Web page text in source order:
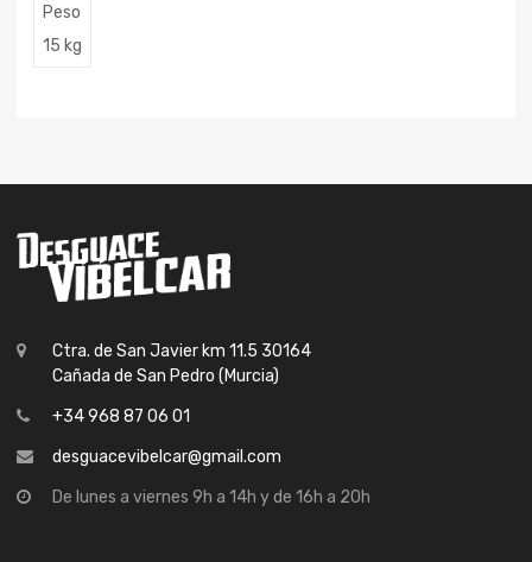
Peso
15 kg
Ctra. de San Javier km 11.5 30164
Cañada de San Pedro (Murcia)
+34 968 87 06 01
desguacevibelcar@gmail.com
De lunes a viernes 9h a 14h y de 16h a 20h